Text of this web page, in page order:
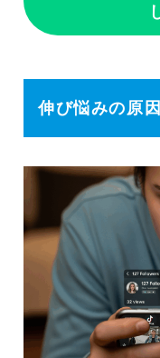
伸び悩みの原